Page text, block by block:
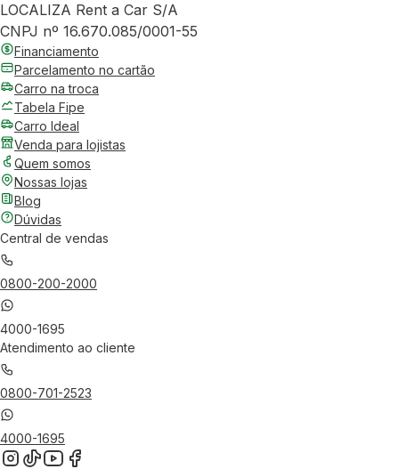
LOCALIZA Rent a Car S/A
CNPJ nº 16.670.085/0001-55
Financiamento
Parcelamento no cartão
Carro na troca
Tabela Fipe
Carro Ideal
Venda para lojistas
Quem somos
Nossas lojas
Blog
Dúvidas
Central de vendas
0800-200-2000
4000-1695
Atendimento ao cliente
0800-701-2523
4000-1695